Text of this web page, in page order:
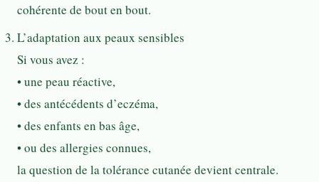
cohérente de bout en bout.
L’adaptation aux peaux sensibles
Si vous avez :
• une peau réactive,
• des antécédents d’eczéma,
• des enfants en bas âge,
• ou des allergies connues,
la question de la tolérance cutanée devient centrale.